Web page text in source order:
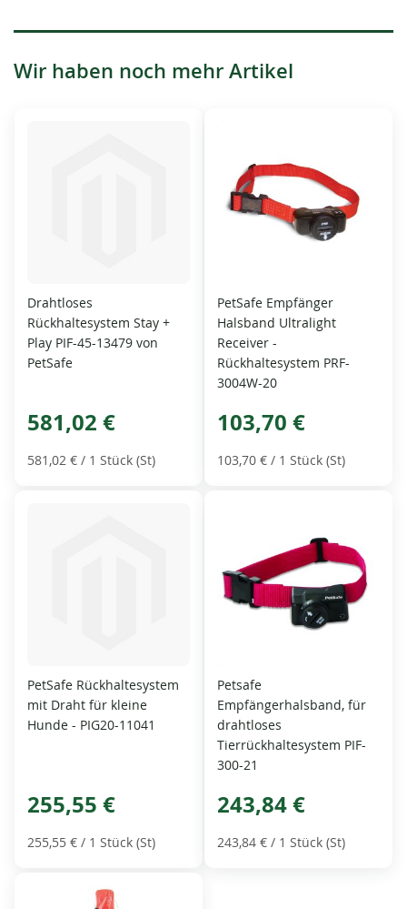
Wir haben noch mehr Artikel
Drahtloses
Rückhaltesystem Stay +
Play PIF-45-13479 von
PetSafe
581,02 €
581,02 € / 1 Stück (St)
PetSafe Empfänger
Halsband Ultralight
Receiver -
Rückhaltesystem PRF-
3004W-20
103,70 €
103,70 € / 1 Stück (St)
PetSafe Rückhaltesystem
mit Draht für kleine
Hunde - PIG20-11041
255,55 €
255,55 € / 1 Stück (St)
Petsafe
Empfängerhalsband, für
drahtloses
Tierrückhaltesystem PIF-
300-21
243,84 €
243,84 € / 1 Stück (St)